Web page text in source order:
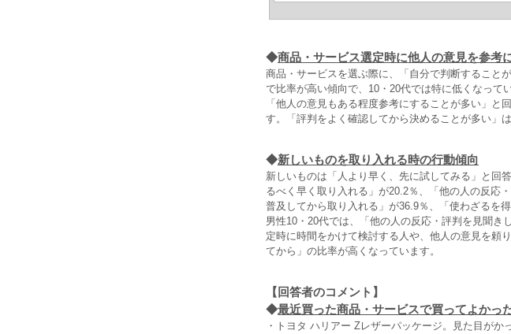
◆商品・サービス選定時に他人の意見を参考
商品・サービスを選ぶ際に、「自分で判断すること
で比率が高い傾向で、10・20代では特に低くなってい
「他人の意見もある程度参考にすることが多い」と
す。「評判をよく確認してから決めることが多い」
◆新しいものを取り入れる時の行動傾向
新しいものは「人より早く、先に試してみる」と回
るべく早く取り入れる」が20.2％、「他の人の反応
普及してから取り入れる」が36.9％、「使わざるを
男性10・20代では、「他の人の反応・評判を見聞き
定時に時間をかけて検討する人や、他人の意見を頼
てから」の比率が高くなっています。
【回答者のコメント】
◆最近買った商品・サービスで買ってよかっ
・トヨタ ハリアー Zレザーパッケージ。見た目が